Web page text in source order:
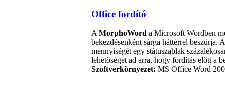
Office fordító
AMorphoWord a Microsoft Wordben
bekezdésenként sárga háttérrel beszúrja.
mennyiségét egy státuszablak
lehetőséget ad arra, hogy fordítás előtt a
Szoftverkörnyezet: MS Office Word